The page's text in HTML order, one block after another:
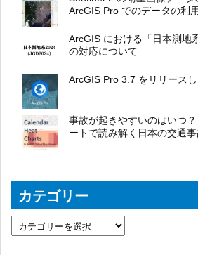
ArcGIS Pro でのデータの利
ArcGIS における「日本測地
の対応について
ArcGIS Pro 3.7 をリリースし
事故が起きやすいのはいつ
ートで読み解く日本の交通事
カテゴリー